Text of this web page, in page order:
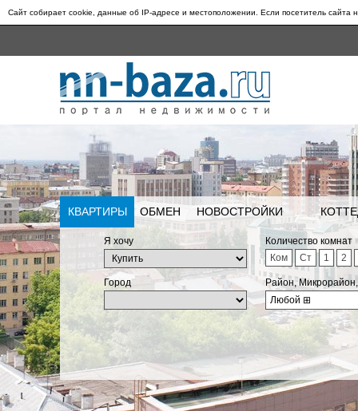
Сайт собирает cookie, данные об IP-адресе и местоположении. Если посетитель сайта
КВАРТИРЫ ОБМЕН НОВОСТРОЙКИ
Я хочу
Количество комнат
Ком
Ст 1 2
Город
Район,
Любой ⊞